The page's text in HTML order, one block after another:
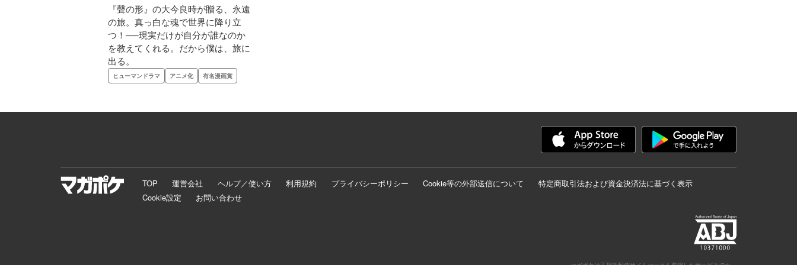
『聲の形』の大今良時が贈る、永遠
の旅。真っ白な魂で世界に降り立
つ！──現実だけが自分が誰なのか
を教えてくれる。だから僕は、旅に
出る。
ヒューマンドラマ アニメ化 有名漫画賞
TOP 運営会社 ヘルプ／使い方 利用規約 プライバシーポリシー Cookie等の外部送信について
特定商取引法および資金決済法に基づく表示
Cookie設定
お問い合わせ